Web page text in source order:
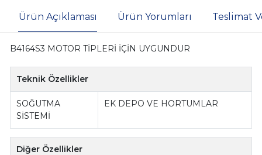
Ürün Açıklaması Ürün Yorumları Teslimat
B4164S3 MOTOR TİPLERİ İÇİN UYGUNDUR
Teknik Özellikler
SOĞUTMA
SİSTEMİ
EK DEPO VE HORTUMLAR
Diğer Özellikler